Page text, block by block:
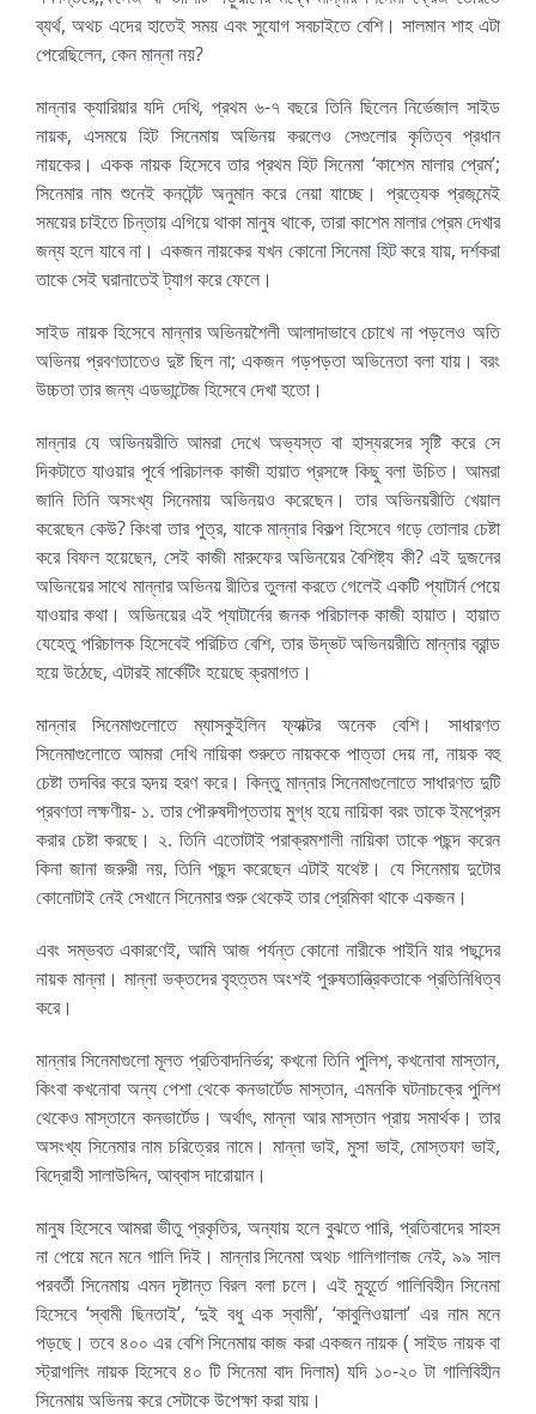
ব্যর্থ, অথচ এদের হাতেই সময় এবং সুযোগ সবচাইতে বেশি। সালমান শাহ এটা
পেরেছিলেন, কেন মান্না নয়?
মান্নার ক্যারিয়ার যদি দেখি, প্রথম ৬-৭ বছরে তিনি ছিলেন নির্ভেজাল সাইড
নায়ক, এসময়ে হিট সিনেমায় অভিনয় করলেও সেগুলোর কৃতিত্ব প্রধান
নায়কের। একক নায়ক হিসেবে তার প্রথম হিট সিনেমা ‘কাশেম মালার প্রেম’;
সিনেমার নাম শুনেই কনটেন্ট অনুমান করে নেয়া যাচ্ছে। প্রত্যেক প্রজন্মেই
সময়ের চাইতে চিন্তায় এগিয়ে থাকা মানুষ থাকে, তারা কাশেম মালার প্রেম দেখার
জন্য হলে যাবে না। একজন নায়কের যখন কোনো সিনেমা হিট করে যায়, দর্শকরা
তাকে সেই ঘরানাতেই ট্যাগ করে ফেলে।
সাইড নায়ক হিসেবে মান্নার অভিনয়শৈলী আলাদাভাবে চোখে না পড়লেও অতি
অভিনয় প্রবণতাতেও দুষ্ট ছিল না; একজন গড়পড়তা অভিনেতা বলা যায়। বরং
উচ্চতা তার জন্য এডভান্টেজ হিসেবে দেখা হতো।
মান্নার যে অভিনয়রীতি আমরা দেখে অভ্যস্ত বা হাস্যরসের সৃষ্টি করে সে
দিকটাতে যাওয়ার পূর্বে পরিচালক কাজী হায়াত প্রসঙ্গে কিছু বলা উচিত। আমরা
জানি তিনি অসংখ্য সিনেমায় অভিনয়ও করেছেন। তার অভিনয়রীতি খেয়াল
করেছেন কেউ? কিংবা তার পুত্র, যাকে মান্নার বিকল্প হিসেবে গড়ে তোলার চেষ্টা
করে বিফল হয়েছেন, সেই কাজী মারুফের অভিনয়ের বৈশিষ্ট্য কী? এই দুজনের
অভিনয়ের সাথে মান্নার অভিনয় রীতির তুলনা করতে গেলেই একটি প্যাটার্ন পেয়ে
যাওয়ার কথা। অভিনয়ের এই প্যাটার্নের জনক পরিচালক কাজী হায়াত। হায়াত
যেহেতু পরিচালক হিসেবেই পরিচিত বেশি, তার উদ্ভট অভিনয়রীতি মান্নার ব্রান্ড
হয়ে উঠেছে, এটারই মার্কেটিং হয়েছে ক্রমাগত।
মান্নার সিনেমাগুলোতে ম্যাসকুইলিন ফ্যাক্টর অনেক বেশি। সাধারণত
সিনেমাগুলোতে আমরা দেখি নায়িকা শুরুতে নায়ককে পাত্তা দেয় না, নায়ক বহু
চেষ্টা তদবির করে হৃদয় হরণ করে। কিন্তু মান্নার সিনেমাগুলোতে সাধারণত দুটি
প্রবণতা লক্ষণীয়- ১. তার পৌরুষদীপ্ততায় মুগ্ধ হয়ে নায়িকা বরং তাকে ইমপ্রেস
করার চেষ্টা করছে। ২. তিনি এতোটাই পরাক্রমশালী নায়িকা তাকে পছন্দ করেন
কিনা জানা জরুরী নয়, তিনি পছন্দ করেছেন এটাই যথেষ্ট। যে সিনেমায় দুটোর
কোনোটাই নেই সেখানে সিনেমার শুরু থেকেই তার প্রেমিকা থাকে একজন।
এবং সম্ভবত একারণেই, আমি আজ পর্যন্ত কোনো নারীকে পাইনি যার পছন্দের
নায়ক মান্না। মান্না ভক্তদের বৃহত্তম অংশই পুরুষতান্ত্রিকতাকে প্রতিনিধিত্ব
করে।
মান্নার সিনেমাগুলো মূলত প্রতিবাদনির্ভর; কখনো তিনি পুলিশ, কখনোবা মাস্তান,
কিংবা কখনোবা অন্য পেশা থেকে কনভার্টেড মাস্তান, এমনকি ঘটনাচক্রে পুলিশ
থেকেও মাস্তানে কনভার্টেড। অর্থাৎ, মান্না আর মাস্তান প্রায় সমার্থক। তার
অসংখ্য সিনেমার নাম চরিত্রের নামে। মান্না ভাই, মুসা ভাই, মোস্তফা ভাই,
বিদ্রোহী সালাউদ্দিন, আব্বাস দারোয়ান।
মানুষ হিসেবে আমরা ভীতু প্রকৃতির, অন্যায় হলে বুঝতে পারি, প্রতিবাদের সাহস
না পেয়ে মনে মনে গালি দিই। মান্নার সিনেমা অথচ গালিগালাজ নেই, ৯৯ সাল
পরবর্তী সিনেমায় এমন দৃষ্টান্ত বিরল বলা চলে। এই মুহূর্তে গালিবিহীন সিনেমা
হিসেবে ‘স্বামী ছিনতাই’, ‘দুই বধু এক স্বামী’, ‘কাবুলিওয়ালা’ এর নাম মনে
পড়ছে। তবে ৪০০ এর বেশি সিনেমায় কাজ করা একজন নায়ক ( সাইড নায়ক বা
স্ট্রাগলিং নায়ক হিসেবে ৪০ টি সিনেমা বাদ দিলাম) যদি ১০-২০ টা গালিবিহীন
সিনেমায় অভিনয় করে সেটাকে উপেক্ষা করা যায়।